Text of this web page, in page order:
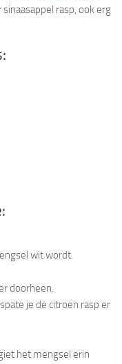
rasp, ook erg
wit wordt.
doorheen.
je de citroen rasp er
het mengsel erin